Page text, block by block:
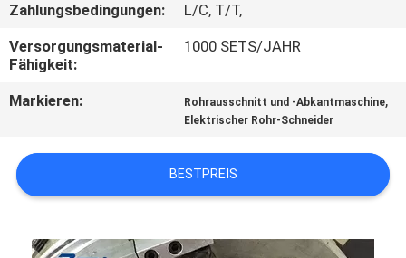
Zahlungsbedingungen:
L/C, T/T,
Versorgungsmaterial-
Fähigkeit:
1000 SETS/JAHR
Markieren: Rohrausschnitt und -Abkantmaschine,
Elektrischer Rohr-Schneider
BESTPREIS